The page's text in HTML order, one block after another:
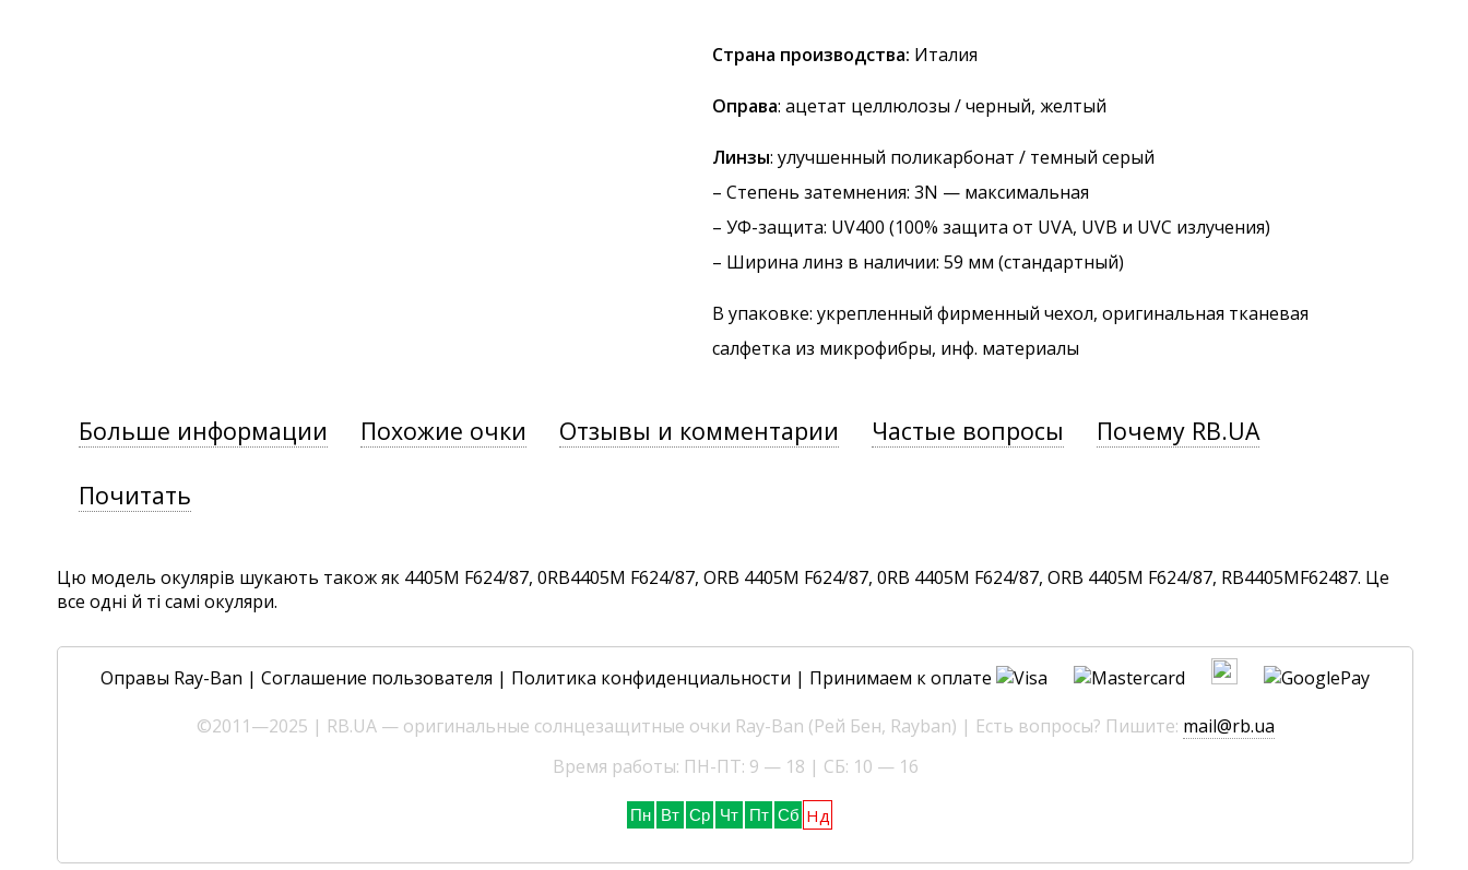
Страна производства: Италия
Оправа: ацетат целлюлозы / черный, желтый
Линзы: улучшенный поликарбонат / темный серый
– Степень затемнения: 3N — максимальная
– УФ-защита: UV400 (100% защита от UVA, UVB и UVC излучения)
– Ширина линз в наличии: 59 мм (стандартный)
В упаковке: укрепленный фирменный чехол, оригинальная тканевая
салфетка из микрофибры, инф. материалы
Больше информации Похожие очки Отзывы и комментарии Частые вопросы Почему RB.UA
Почитать
Цю модель окулярів шукають також як 4405M F624/87, 0RB4405M F624/87, ORB 4405M F624/87, 0RB 4405M F624/87, ORB 4405M F624/87, RB4405MF62487. Це
все одні й ті самі окуляри.
Оправы Ray-Ban | Соглашение пользователя | Политика конфиденциальности | Принимаем к оплате
©2011—2025 | RB.UA — оригинальные солнцезащитные очки Ray-Ban (Рей Бен, Rayban) | Есть вопросы? Пишите: mail@rb.ua
Время работы: ПН-ПТ: 9 — 18 | СБ: 10 — 16
Пн Вт Ср Чт Пт Сб Нд